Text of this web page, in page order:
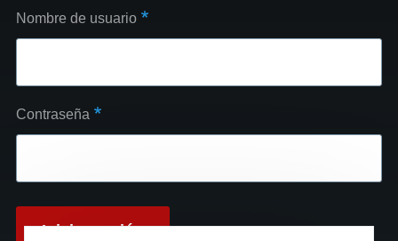
Nombre de usuario
Contraseña